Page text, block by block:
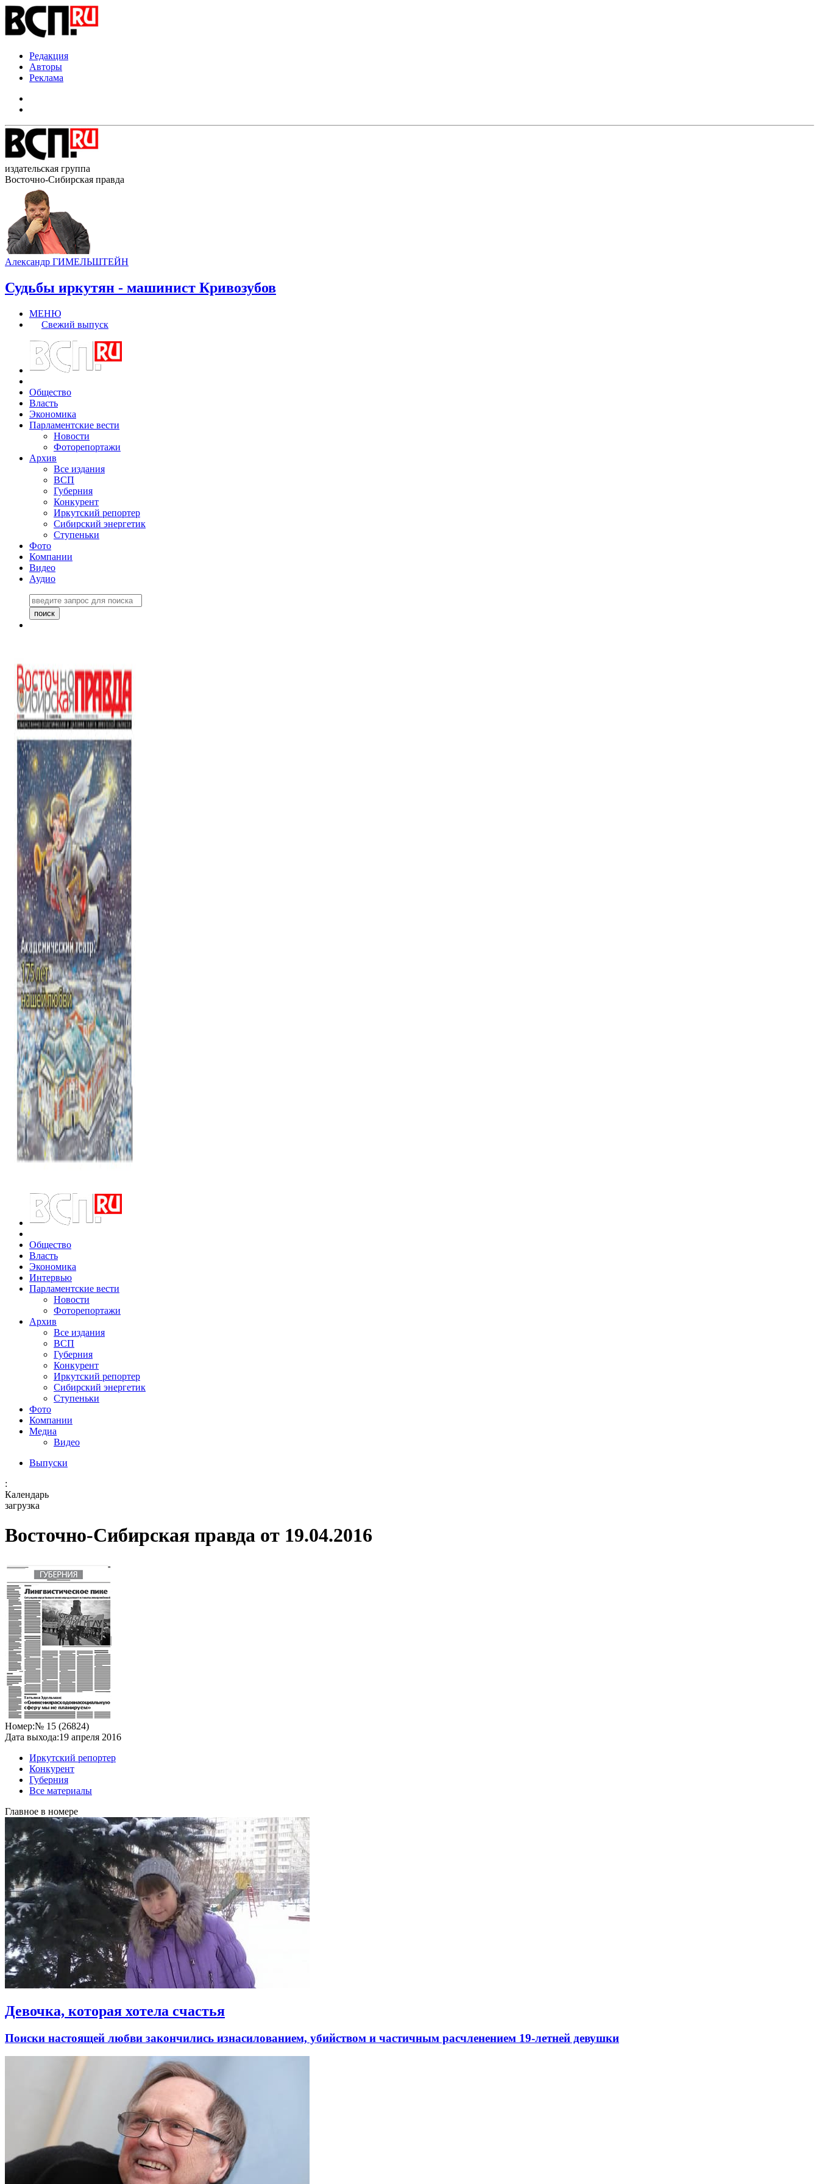
Редакция
Авторы
Реклама
издательская группа
Восточно-Сибирская правда
Александр ГИМЕЛЬШТЕЙН
Судьбы иркутян - машинист Кривозубов
МЕНЮ
Свежий выпуск
Общество
Власть
Экономика
Парламентские вести
Новости
Фоторепортажи
Архив
Все издания
ВСП
Губерния
Конкурент
Иркутский репортер
Сибирский энергетик
Ступеньки
Фото
Компании
Видео
Аудио
Общество
Власть
Экономика
Интервью
Парламентские вести
Новости
Фоторепортажи
Архив
Все издания
ВСП
Губерния
Конкурент
Иркутский репортер
Сибирский энергетик
Ступеньки
Фото
Компании
Медиа
Видео
Выпуски
:
Календарь
загрузка
Восточно-Сибирская правда от 19.04.2016
Номер:№ 15 (26824)
Дата выхода:19 апреля 2016
Иркутский репортер
Конкурент
Губерния
Все материалы
Главное в номере
Девочка, которая хотела счастья
Поиски настоящей любви закончились изнасилованием, убийством и частичным расчленением 19-летней девушки